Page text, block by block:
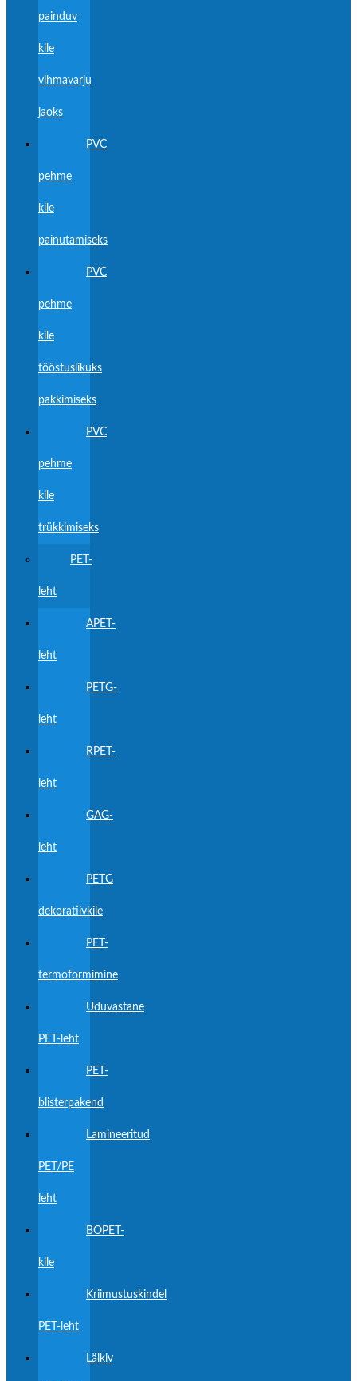
painduv
kile
vihmavarju
jaoks
PVC
pehme
kile
painutamiseks
PVC
pehme
kile
tööstuslikuks
pakkimiseks
PVC
pehme
kile
trükkimiseks
PET-
leht
APET-
leht
PETG-
leht
RPET-
leht
GAG-
leht
PETG
dekoratiivkile
PET-
termoformimine
Uduvastane
PET-leht
PET-
blisterpakend
Lamineeritud
PET/PE
leht
BOPET-
kile
Kriimustuskindel
PET-leht
Läikiv